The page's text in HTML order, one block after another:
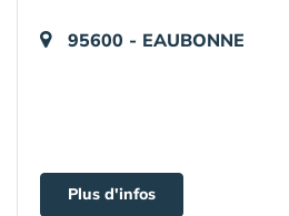
95600 - EAUBONNE
Plus d'infos